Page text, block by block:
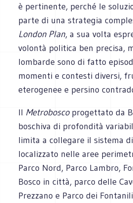
è pertinente, perché le
parte di una strategia
London Plan, a sua volta
volontà politica ben precisa,
lombarde sono di fatto
momenti e contesti diversi,
eterogenee e persino
Il Metroboscoprogettato da
boschiva di profondità
limita a collegare il sistema
localizzato nelle aree
Parco Nord, Parco Lambro,
Bosco in città, parco delle
Prezzano e Parco dei